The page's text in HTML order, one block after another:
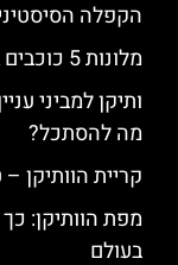
הקפלה
מלונות 5 כוכבים באזור הוותיקן
ותיקן למביני
מה להסתכל?
קריית הוותיקן
מפת הוותיקן:
בעולם